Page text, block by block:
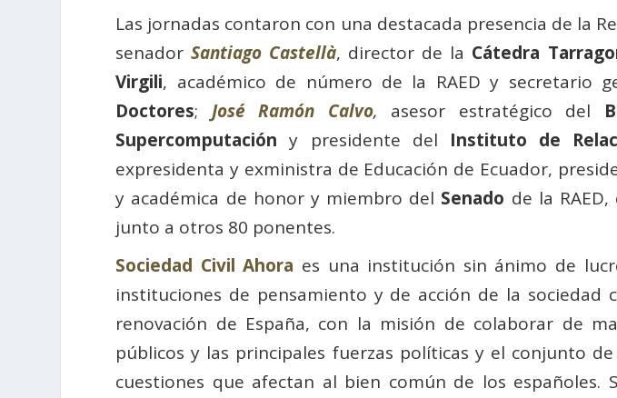
Las jornadas contaron con una destacada presencia de la
senadorSantiago Castellà, director de la Cátedra
Virgili, académico de número de la RAED y secretario
Doctores; José Ramón Calvo, asesor estratégico del
Supercomputacióny presidente del Instituto de
expresidenta y exministra de Educación de Ecuador,
y académica de honor y miembro del Senado de la
junto a otros 80 ponentes.
Sociedad Civil Ahora es una institución sin ánimo de
instituciones de pensamiento y de acción de la
renovación de España, con la misión de colaborar de
públicos y las principales fuerzas políticas y el conjunto
cuestiones que afectan al bien común de los